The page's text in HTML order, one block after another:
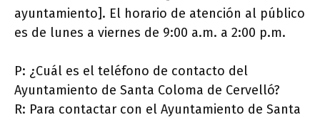
ayuntamiento]. El horario de atención al público
es de lunes a viernes de 9:00 a.m. a 2:00 p.m.
P: ¿Cuál es el teléfono de contacto del
Ayuntamiento de Santa Coloma de Cervelló?
R: Para contactar con el Ayuntamiento de Santa